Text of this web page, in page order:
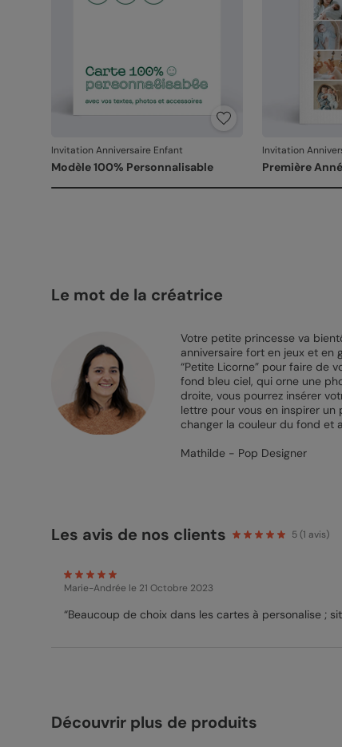
Invitation Anniversaire Enfant
Modèle 100% Personnalisable
Invitation
Première
Le mot de la créatrice
Votre petite princesse va
anniversaire fort en jeux et en
“Petite Licorne” pour faire de
fond bleu ciel, qui orne une
droite, vous pourrez insérer
lettre pour vous en inspirer un
changer la couleur du fond et
Mathilde - Pop Designer
Les avis de nos clients 5(1 avis)
Marie-Andrée le 21 Octobre 2023
“Beaucoup de choix dans les cartes à personalise ;
Découvrir plus de produits